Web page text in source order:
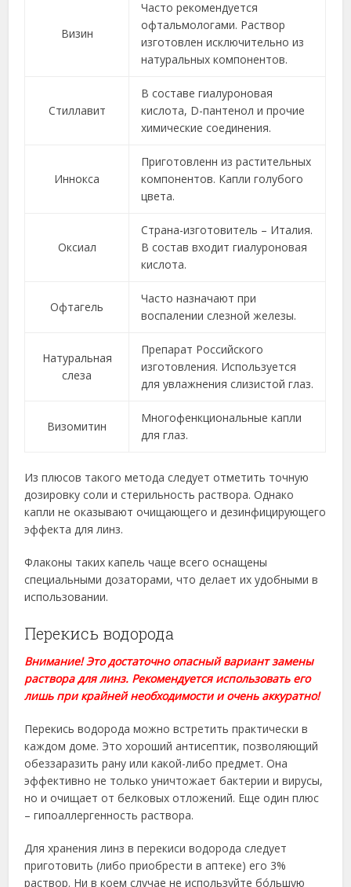
Визин
Часто рекомендуется
офтальмологами. Раствор
изготовлен исключительно из
натуральных компонентов.
Стиллавит
В составе гиалуроновая
кислота, D-пантенол и прочие
химические соединения.
Иннокса
Приготовленн из растительных
компонентов. Капли голубого
цвета.
Оксиал
Страна-изготовитель – Италия.
В состав входит гиалуроновая
кислота.
Офтагель
Часто назначают при
воспалении слезной железы.
Натуральная
слеза
Препарат Российского
изготовления. Используется
для увлажнения слизистой глаз.
Визомитин
Многофенкциональные капли
для глаз.
Из плюсов такого метода следует отметить точную
дозировку соли и стерильность раствора. Однако
капли не оказывают очищающего и дезинфицирующего
эффекта для линз.
Флаконы таких капель чаще всего оснащены
специальными дозаторами, что делает их удобными в
использовании.
Перекись водорода
Внимание! Это достаточно опасный вариант замены
раствора для линз. Рекомендуется использовать его
лишь при крайней необходимости и очень аккуратно!
Перекись водорода можно встретить практически в
каждом доме. Это хороший антисептик, позволяющий
обеззаразить рану или какой-либо предмет. Она
эффективно не только уничтожает бактерии и вирусы,
но и очищает от белковых отложений. Еще один плюс
– гипоаллергенность раствора.
Для хранения линз в перекиси водорода следует
приготовить (либо приобрести в аптеке) его 3%
раствор. Ни в коем случае не используйте бóльшую